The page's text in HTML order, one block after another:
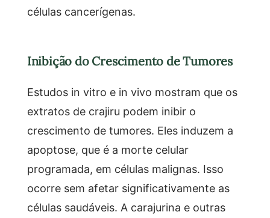
células cancerígenas.
Inibição do Crescimento de Tumores
Estudos in vitro e in vivo mostram que os
extratos de crajiru podem inibir o
crescimento de tumores. Eles induzem a
apoptose, que é a morte celular
programada, em células malignas. Isso
ocorre sem afetar significativamente as
células saudáveis. A carajurina e outras